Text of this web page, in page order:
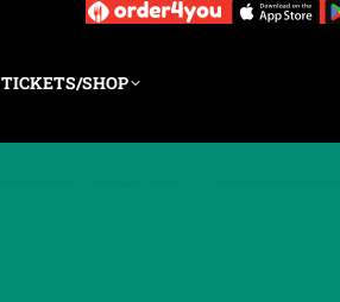
TICKETS/SHOP